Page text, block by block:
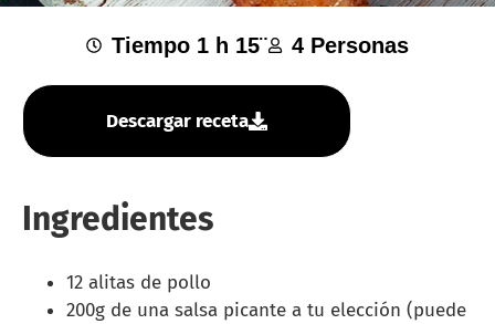
Tiempo 1 h 15¨ 4 Personas
Descargar receta
Ingredientes
12 alitas de pollo
200g de una salsa picante a tu elección (puede